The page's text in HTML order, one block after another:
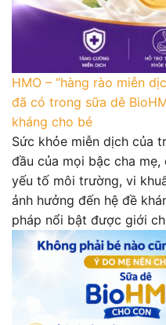
HMO – “hàng rào miễn
đã có trong sữa dê
kháng cho bé
Sức khỏe miễn dịch của
đầu của mọi bậc cha
yếu tố môi trường, vi
ảnh hưởng đến hệ đề
pháp nổi bật được giới